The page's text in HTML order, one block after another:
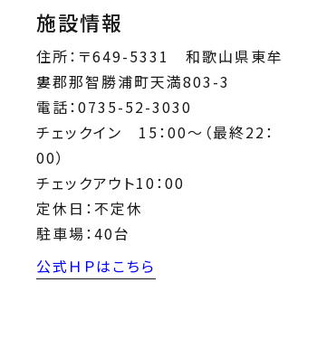
施設情報
住所：〒649-5331 和歌山県東牟
婁郡那智勝浦町天満803-3
電話：0735-52-3030
チェックイン 15：00～（最終22：
00）
チェックアウト10：00
定休日：不定休
駐車場：40台
公式ＨＰはこちら